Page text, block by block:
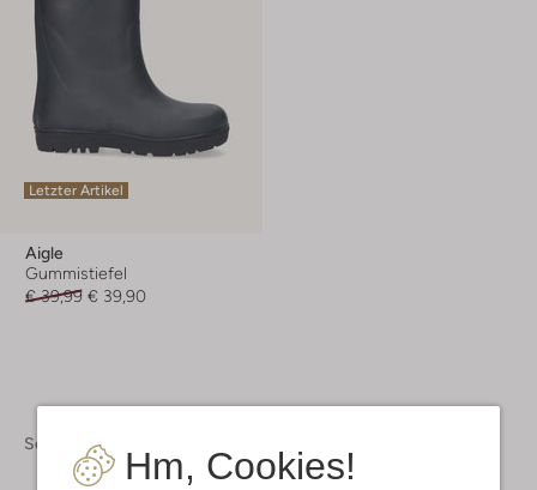
Hm, Cookies!
Letzter Artikel
Aigle
Gummistiefel
€ 39,99 € 39,90
Schuhe